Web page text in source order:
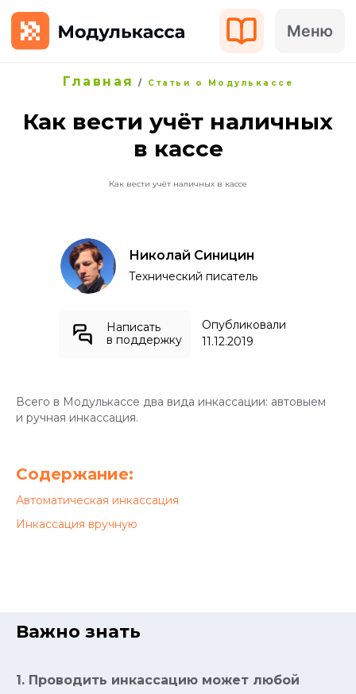
Меню
Главная / Статьи о Модулькассе
Как вести учёт наличных
в кассе
Как вести учёт наличных в кассе
Написать
в поддержку
Николай Синицин
Технический писатель
Опубликовали
11.12.2019
Всего в Модулькассе два вида инкассации: автовыем
и ручная инкассация.
Содержание:
Автоматическая инкассация
Инкассация вручную
Важно знать
1. Проводить инкассацию может любой